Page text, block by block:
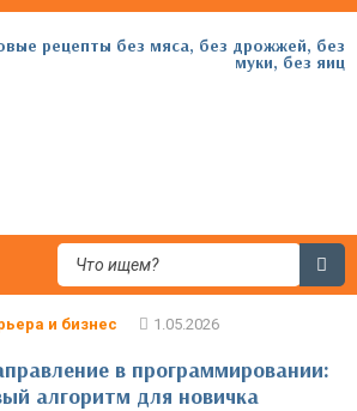
рецепты без мяса, без дрожжей, без
муки, без яиц
и бизнес
в программировании:
алгоритм для новичка